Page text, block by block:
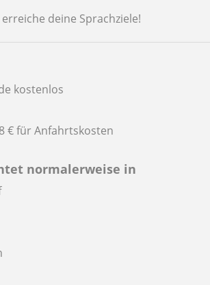
kostenlos
€ für Anfahrtskosten
normalerweise in
deine Sprachziele!